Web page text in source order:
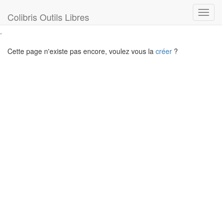
Colibris Outils Libres
.
Cette page n'existe pas encore, voulez vous la créer ?